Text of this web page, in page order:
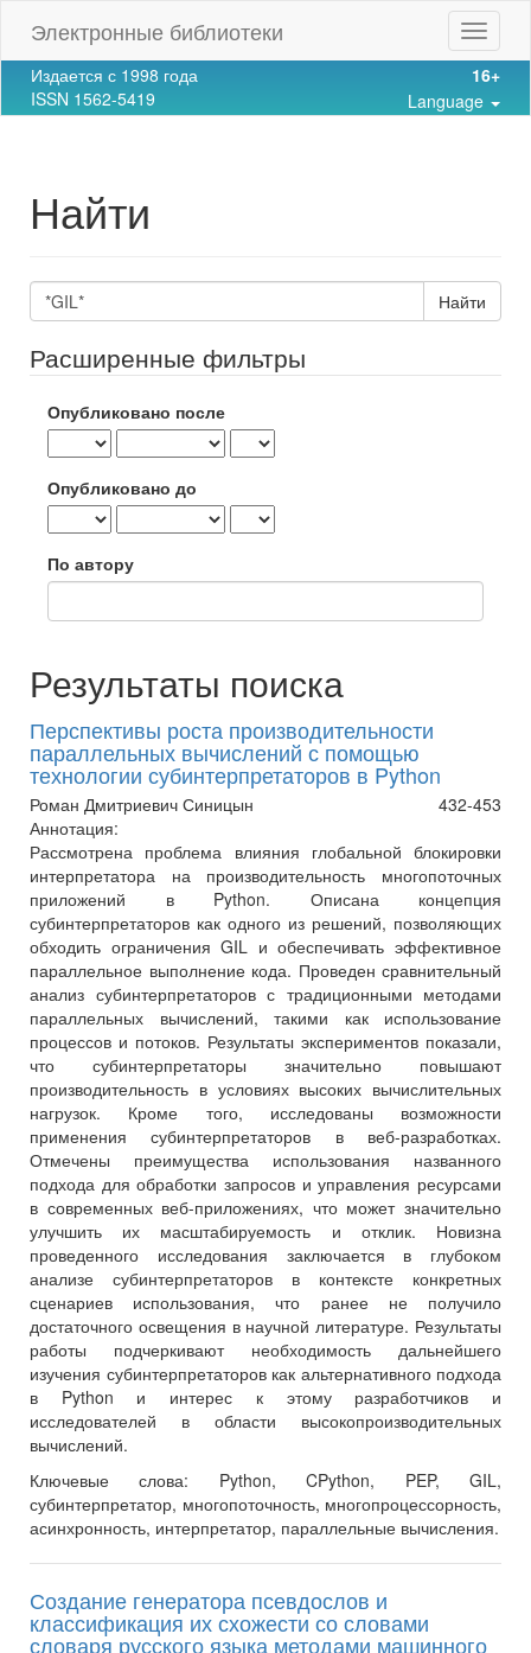
Navigation
Main
Content
Sidebar
Toggle
Электронные библиотеки
Издается с 1998 года
ISSN 1562-5419
16+
Language
Найти
Поиск
статей
Расширенные фильтры
Опубликовано после
Опубликовано до
По автору
Результаты поиска
Перспективы роста производительности
параллельных вычислений с помощью
технологии субинтерпретаторов в Python
Роман Дмитриевич Синицын
432-453
Аннотация:
Рассмотрена проблема влияния глобальной блокировки
интерпретатора на производительность многопоточных
приложений в Python. Описана концепция
субинтерпретаторов как одного из решений, позволяющих
обходить ограничения GIL и обеспечивать эффективное
параллельное выполнение кода. Проведен сравнительный
анализ субинтерпретаторов с традиционными методами
параллельных вычислений, такими как использование
процессов и потоков. Результаты экспериментов показали,
что субинтерпретаторы значительно повышают
производительность в условиях высоких вычислительных
нагрузок. Кроме того, исследованы возможности
применения субинтерпретаторов в веб-разработках.
Отмечены преимущества использования названного
подхода для обработки запросов и управления ресурсами
в современных веб-приложениях, что может значительно
улучшить их масштабируемость и отклик. Новизна
проведенного исследования заключается в глубоком
анализе субинтерпретаторов в контексте конкретных
сценариев использования, что ранее не получило
достаточного освещения в научной литературе. Результаты
работы подчеркивают необходимость дальнейшего
изучения субинтерпретаторов как альтернативного подхода
в Python и интерес к этому разработчиков и
исследователей в области высокопроизводительных
вычислений.
Ключевые слова: Python, CPython, PEP, GIL,
субинтерпретатор, многопоточность, многопроцессорность,
асинхронность, интерпретатор, параллельные вычисления.
Создание генератора псевдослов и
классификация их схожести со словами
словаря русского языка методами машинного